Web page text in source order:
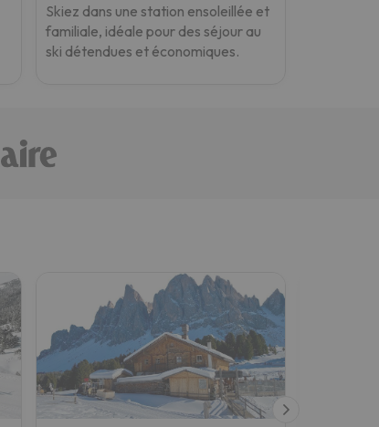
Skiez dans une station ensoleillée et
familiale, idéale pour des séjour au
ski détendues et économiques.